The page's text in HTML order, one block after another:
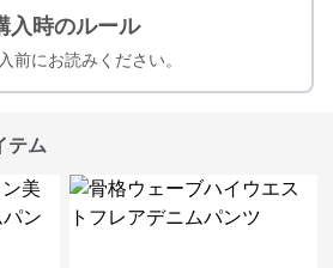
入時のルール
前にお読みください。
テム